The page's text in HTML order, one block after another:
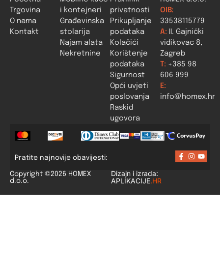
Trgovina
O nama
Kontakt
i kontejneri
Građevinska
stolarija
Najam alata
Nekretnine
privatnosti
Prikupljanje
podataka
Kolačići
Korištenje
podataka
Sigurnost
Opći uvjeti
poslovanja
Raskid
ugovora
OIB:
33538115779
A: II. Gajnički
vidikovac 8,
Zagreb
T: +385 98
606 999
E:
info@homex.hr
Pratite najnovije obavijesti:
Copyright ©2026 HOMEX
d.o.o.
Dizajn i izrada:
APLIKACIJE.HR